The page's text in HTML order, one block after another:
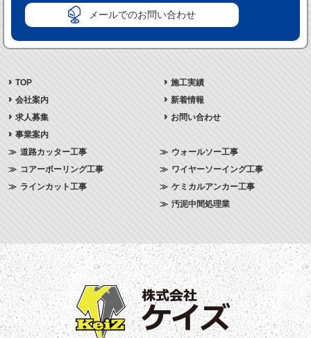
メールでのお問い合わせ
TOP
施工実績
会社案内
新着情報
事業案内
道路カッター工事
コアーボーリング工事
ラインカット工事
ウォールソー工事
ワイヤーソーイング工事
ケミカルアンカー工事
汚泥中間処理業
求人募集 お問い合わせ